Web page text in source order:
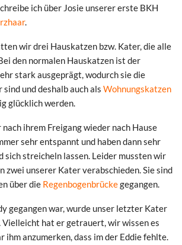
ich über Josie unserer erste BKH
.
wir drei Hauskatzen bzw. Kater, die alle
den normalen Hauskatzen ist der
stark ausgeprägt, wodurch sie die
und deshalb auch als Wohnungskatzen
glücklich werden.
ihrem Freigang wieder nach Hause
sehr entspannt und haben dann sehr
sich streicheln lassen. Leider mussten wir
zwei unserer Kater verabschieden. Sie sind
über die Regenbogenbrückegegangen.
gegangen war, wurde unser letzter Kater
Vielleicht hat er getrauert, wir wissen es
ihm anzumerken, dass im der Eddie fehlte.